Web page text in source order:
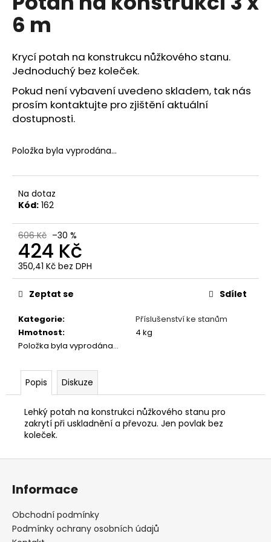
6 m
Krycí potah na konstrukcu nůžkového stanu.
Jednoduchý bez koleček.
Pokud není vybavení uvedeno skladem, tak nás
prosím kontaktujte pro zjištění aktuální
dostupnosti.
Položka byla vyprodána…
Na dotaz
Kód: 162
606 Kč –30 %
424 Kč
350,41 Kč bez DPH
Měrná
cena:
Kategorie:
Příslušenství ke stanům
Hmotnost:
4 kg
Položka byla vyprodána…
Zeptat se Sdílet
Popis Diskuze
Lehký potah na konstrukci nůžkového stanu pro
zakrytí při uskladnění a převozu. Jen povlak bez
koleček.
a
j
t
?
D
o
p
o
u
č
e
m
e
Z
Informace
Obchodní podmínky
Podmínky ochrany osobních údajů